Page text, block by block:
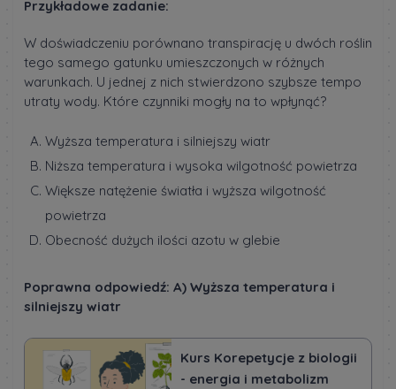
Przykładowe zadanie:
W doświadczeniu porównano transpirację u dwóch roślin
tego samego gatunku umieszczonych w różnych
warunkach. U jednej z nich stwierdzono szybsze tempo
utraty wody. Które czynniki mogły na to wpłynąć?
Wyższa temperatura i silniejszy wiatr
Niższa temperatura i wysoka wilgotność powietrza
Większe natężenie światła i wyższa wilgotność
powietrza
Obecność dużych ilości azotu w glebie
Poprawna odpowiedź: A) Wyższa temperatura i
silniejszy wiatr
Kurs Korepetycje z biologii
- energia i metabolizm